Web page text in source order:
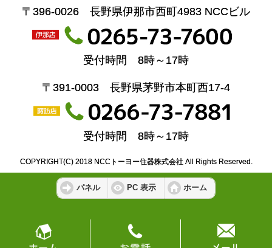
〒396-0026 長野県伊那市西町4983 NCCビル
受付時間 8時～17時
〒391-0003 長野県茅野市本町西17-4
受付時間 8時～17時
COPYRIGHT(C) 2018 NCCトーヨー住器株式会社 All Rights Reserved.
パネル PC 表示 ホーム